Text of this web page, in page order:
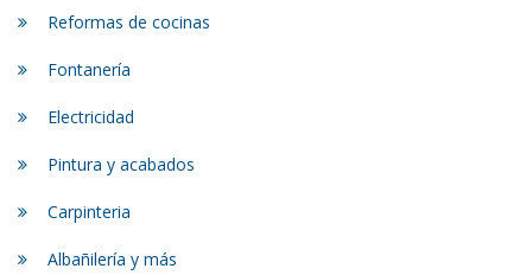
Reformas de cocinas
Fontanería
Electricidad
Pintura y acabados
Carpinteria
Albañilería y más